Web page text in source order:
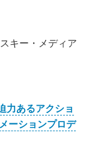
キー・メディア
力あるアクショ
ーションプロデ